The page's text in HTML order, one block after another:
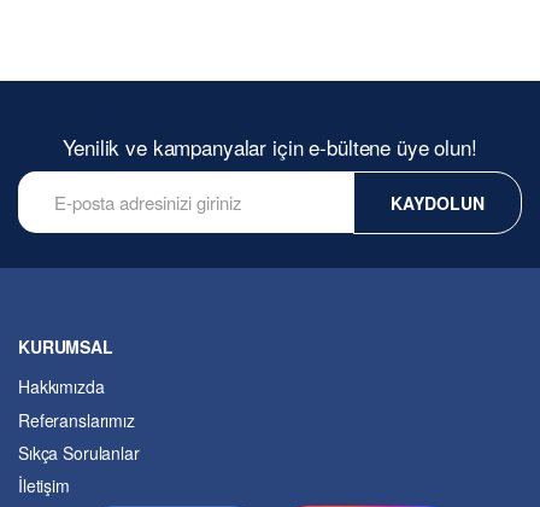
Yenilik ve kampanyalar için e-bültene üye olun!
KAYDOLUN
KURUMSAL
Hakkımızda
Referanslarımız
Sıkça Sorulanlar
İletişim